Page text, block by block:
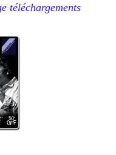
téléchargements